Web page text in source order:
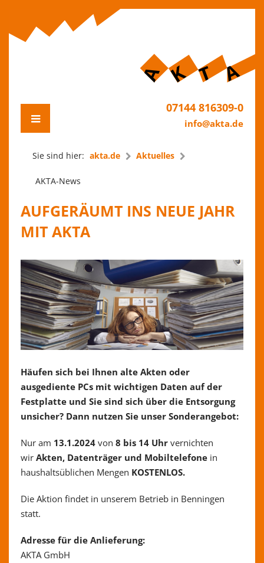
07144 816309-0
info@akta.de
Sie sind hier: akta.de Aktuelles
AKTA-News
AUFGERÄUMT INS NEUE JAHR
MIT AKTA
Häufen sich bei Ihnen alte Akten oder
ausgediente PCs mit wichtigen Daten auf der
Festplatte und Sie sind sich über die Entsorgung
unsicher? Dann nutzen Sie unser Sonderangebot:
Nur am 13.1.2024 von 8 bis 14 Uhr vernichten
wir Akten, Datenträger und Mobiltelefone in
haushaltsüblichen Mengen KOSTENLOS.
Die Aktion findet in unserem Betrieb in Benningen
statt.
Adresse für die Anlieferung:
AKTA GmbH